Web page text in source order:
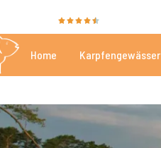
Home Karpfengewässer